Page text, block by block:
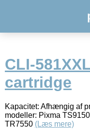
CLI-
cartridge
Kapacitet: Afhængig af
modeller: Pixma
TR7550 (Læs mere)